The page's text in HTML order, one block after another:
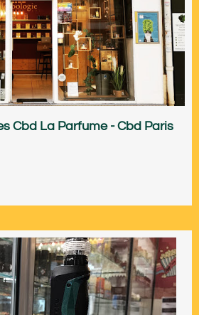
Cbd La Parfume - Cbd Paris